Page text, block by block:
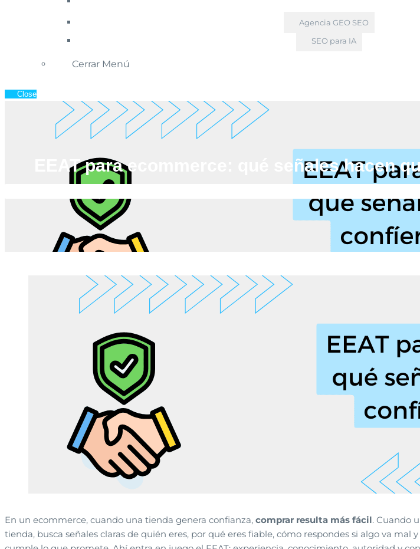
Agencia GEO SEO
SEO para IA
Cerrar Menú
Close
EEAT para ecommerce: qué señales hacen
En un ecommerce, cuando una tienda genera confianza, comprar resulta más fácil. Cuando
tienda, busca señales claras de quién eres, por qué eres fiable, cómo respondes si algo va mal